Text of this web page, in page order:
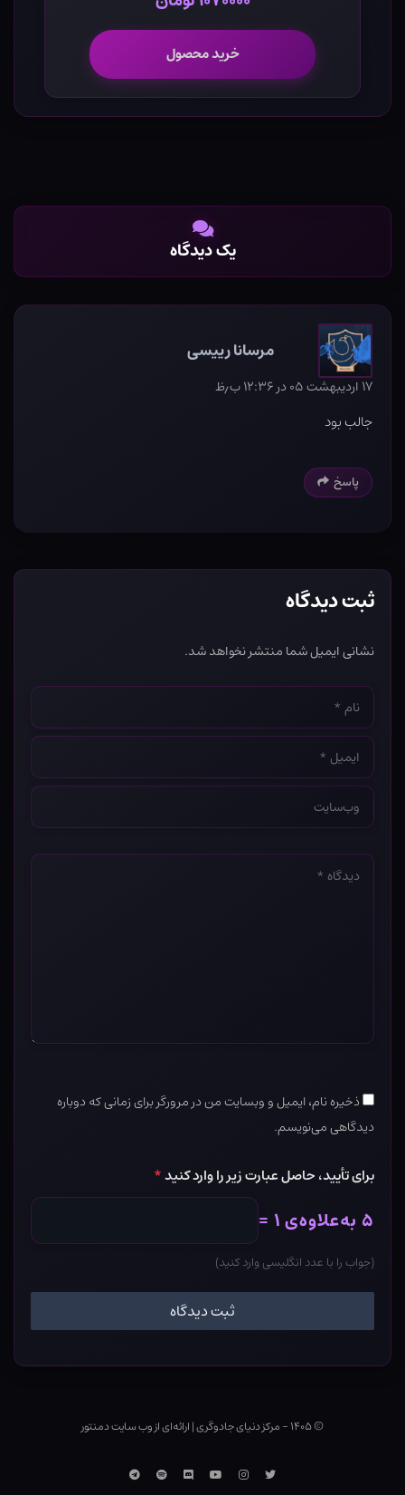
خرید محصول
یک دیدگاه
مرسانا رییسی
۱۷ اردیبهشت ۰۵ در ۱۲:۳۶ ب٫ظ
جالب بود
پاسخ
ثبت دیدگاه
نشانی ایمیل شما منتشر نخواهد شد.
نام
*
ایمیل
*
وب‌سایت
*
دیدگاه
ذخیره نام، ایمیل و وبسایت من در مرورگر برای زمانی که دوباره
دیدگاهی می‌نویسم.
برای تأیید، حاصل عبارت زیر را وارد کنید*
۵ به‌علاوه‌ی ۱ =
(جواب را با عدد انگلیسی وارد کنید)
© ۱۴۰۵ - مرکز دنیای جادوگری |ارائه‌ای از وب ‌سایت دمنتور
توییتراینستاگرام
یوتوبDiscordاسپاتیفایتلگرام